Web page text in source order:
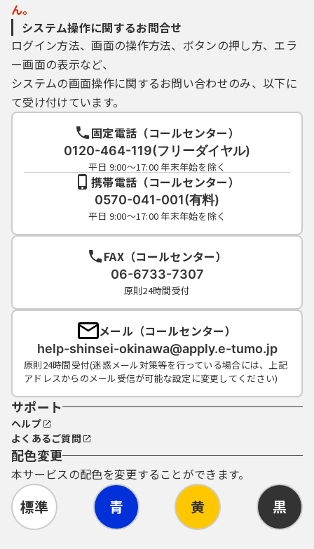
の正規の勤務時間内に行う
ものとします。
７．禁止事項
電子申請サービスの利用に当たっては、
次に掲げる行為を禁止します。また、これら
の行為のいずれかに該当す
る場合又は該当すると疑うに足りる相当な
理由がある場合は、当該利用者の電子申請サ
ービスの利用を停止する等
必要な措置を講ずることができるものとし
(1) 電子申請サービスを県への申請・届
出等手続以外の目的で利用すること。
(2) 他の利用者のＩＤ又はパスワードを
不正に使用すること。
(3) 電子申請サービスに対し、不正なア
(4) 電子申請サービスの管理及び運営を
故意に妨害し、又は破壊すること。
(5) その他法令等に反すると認められる
行為をすること。
８．利用者ＩＤ及びパスワードの取得・管理
(1) 利用者は、電子申請サービスにおい
てログイン認証が必要な手続きを申請する場
合は、事前に利用者ＩＤ
及びパスワードを取得する必要があ
ります。
(2) 登録された利用者ＩＤ及び個人情報
等は県で管理します。
ん。
システム操作に関するお問合せ
ログイン方法、画面の操作方法、ボタンの押し方、エラ
ー画面の表示など、
システムの画面操作に関するお問い合わせのみ、以下に
て受け付けています。
固定電話（コールセンター）
0120-464-119(フリーダイヤル)
平日 9:00～17:00 年末年始を除く
携帯電話（コールセンター）
0570-041-001(有料)
平日 9:00～17:00 年末年始を除く
FAX（コールセンター）
06-6733-7307
原則24時間受付
メール（コールセンター）
help-shinsei-okinawa@apply.e-tumo.jp
原則24時間受付(迷惑メール対策等を行っている場合には、上記
アドレスからのメール受信が可能な設定に変更してください)
サポート
ヘルプ
よくあるご質問
配色変更
本サービスの配色を変更することができます。
標準 青 黄 黒